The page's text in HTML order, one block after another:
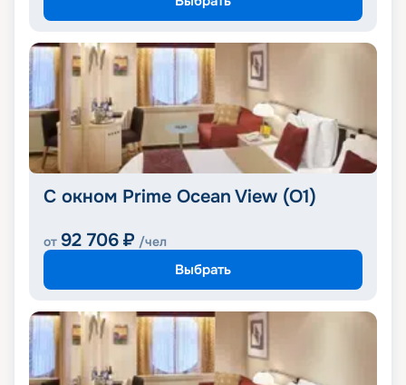
С окном Prime Ocean View (O1)
от 92 706 ₽ /чел
Выбрать